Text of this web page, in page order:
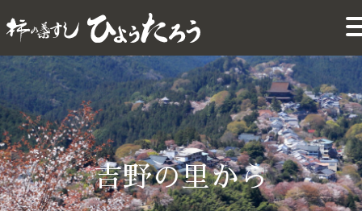
吉野の里から